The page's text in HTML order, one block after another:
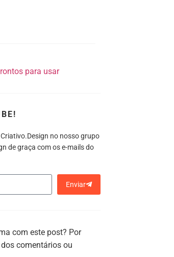
no nosso grupo
de graça com os e-mails do
Enviar
com este post? Por
comentários ou